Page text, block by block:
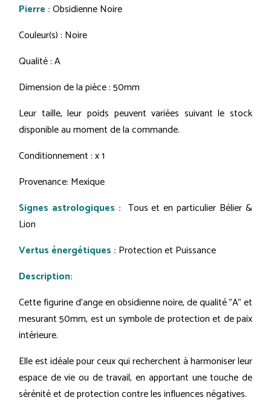
Pierre :Obsidienne Noire
Couleur(s) : Noire
Qualité : A
Dimension de la pièce : 50mm
Leur taille, leur poids peuvent variées suivant le stock
disponible au moment de la commande.
Conditionnement : x 1
Provenance: Mexique
Signes astrologiques : Tous et en particulier Bélier &
Lion
Vertus énergétiques : Protection et Puissance
Description:
Cette figurine d'ange en obsidienne noire, de qualité "A" et
mesurant 50mm, est un symbole de protection et de paix
intérieure.
Elle est idéale pour ceux qui recherchent à harmoniser leur
espace de vie ou de travail, en apportant une touche de
sérénité et de protection contre les influences négatives.